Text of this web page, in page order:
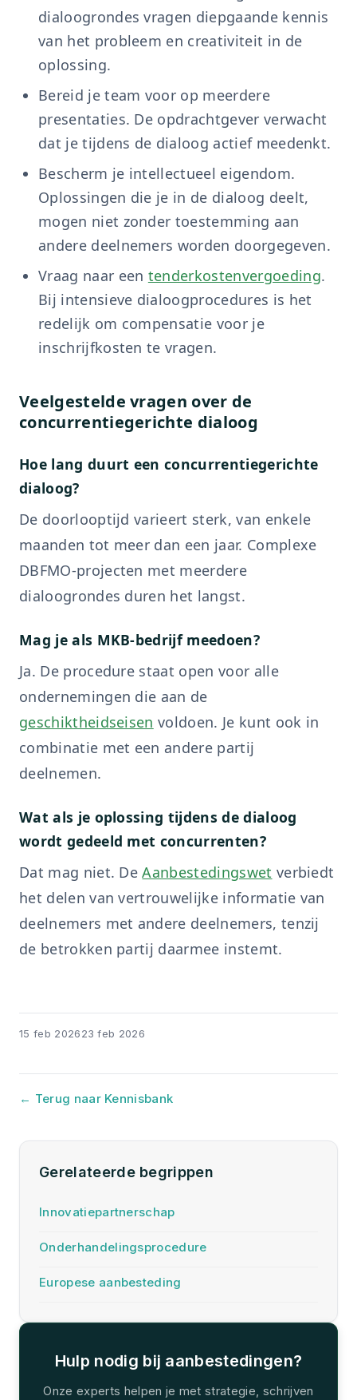
dialoogrondes vragen diepgaande kennis
van het probleem en creativiteit in de
oplossing.
Bereid je team voor op meerdere
presentaties. De opdrachtgever verwacht
dat je tijdens de dialoog actief meedenkt.
Bescherm je intellectueel eigendom.
Oplossingen die je in de dialoog deelt,
mogen niet zonder toestemming aan
andere deelnemers worden doorgegeven.
Vraag naar een tenderkostenvergoeding.
Bij intensieve dialoogprocedures is het
redelijk om compensatie voor je
inschrijfkosten te vragen.
Veelgestelde vragen over de
concurrentiegerichte dialoog
Hoe lang duurt een concurrentiegerichte
dialoog?
De doorlooptijd varieert sterk, van enkele
maanden tot meer dan een jaar. Complexe
DBFMO-projecten met meerdere
dialoogrondes duren het langst.
Mag je als MKB-bedrijf meedoen?
Ja. De procedure staat open voor alle
ondernemingen die aan de
geschiktheidseisen voldoen. Je kunt ook in
combinatie met een andere partij
deelnemen.
Wat als je oplossing tijdens de dialoog
wordt gedeeld met concurrenten?
Dat mag niet. DeAanbestedingswet verbiedt
het delen van vertrouwelijke informatie van
deelnemers met andere deelnemers, tenzij
de betrokken partij daarmee instemt.
← Terug naar Kennisbank
15 feb 202623 feb 2026
Gerelateerde begrippen
Innovatiepartnerschap
Onderhandelingsprocedure
Europese aanbesteding
Hulp nodig bij aanbestedingen?
Onze experts helpen je met strategie, schrijven